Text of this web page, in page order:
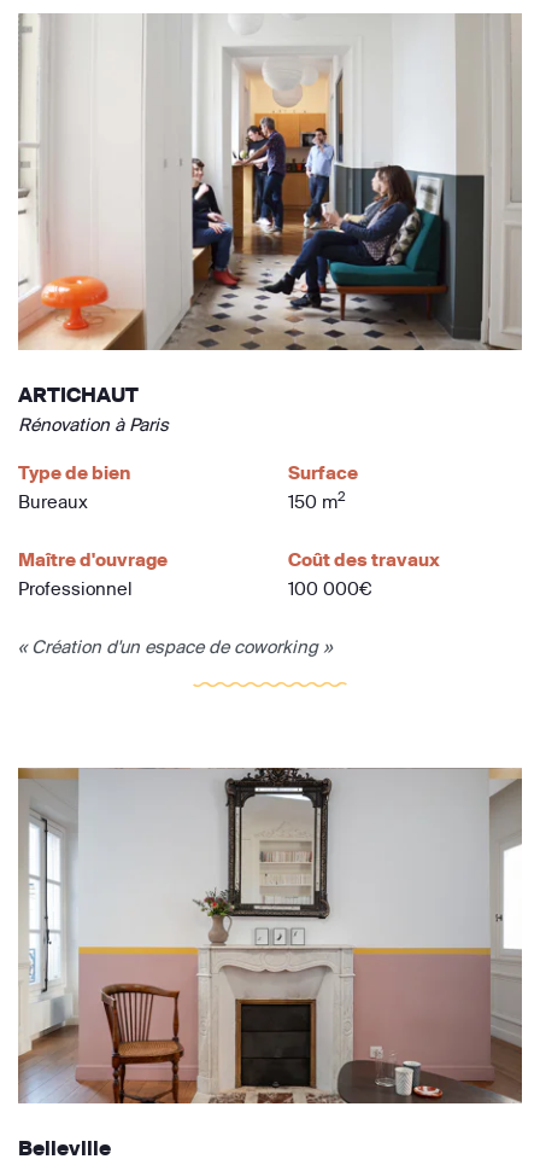
ARTICHAUT
Rénovation à Paris
Type de bien
Bureaux
Surface
150 m2
Maître d'ouvrage
Professionnel
Coût des travaux
100 000€
« Création d'un espace de coworking »
Belleville